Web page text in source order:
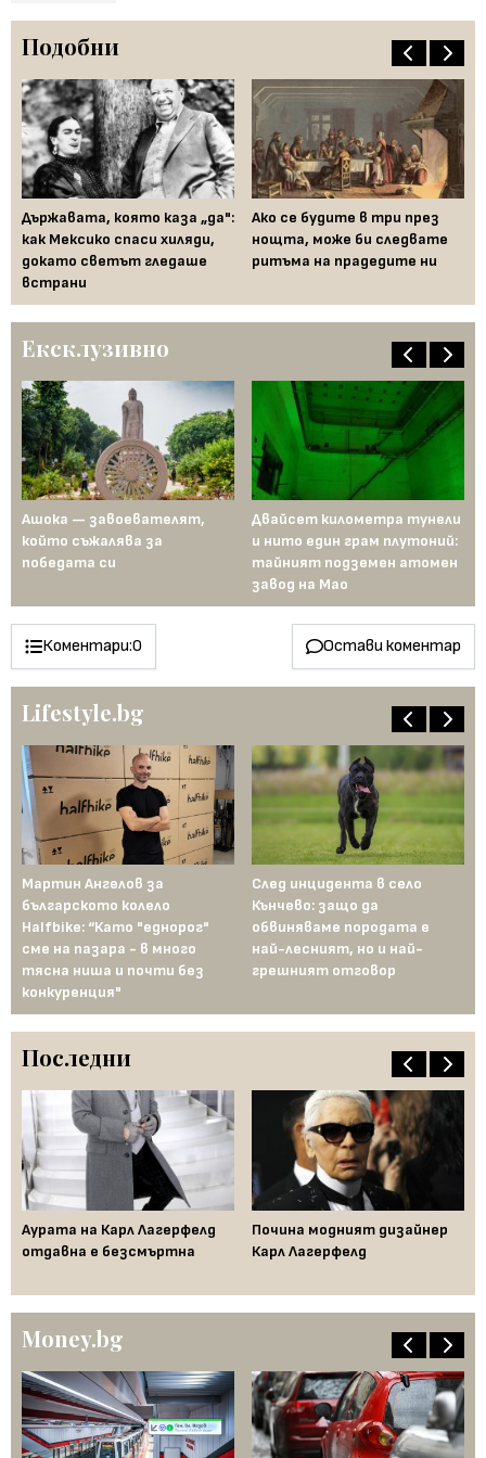
Подобни
Държавата, която каза „да":
как Мексико спаси хиляди,
докато светът гледаше
встрани
Ако се будите в три през
нощта, може би следвате
ритъма на прадедите ни
Ексклузивно
Ашока — завоевателят,
който съжалява за
победата си
Двайсет километра тунели
и нито един грам плутоний:
тайният подземен атомен
завод на Мао
Коментари:0 Остави коментар
Lifestyle.bg
Мартин Ангелов за
българското колело
Halfbike: “Като "еднорог"
сме на пазара - в много
тясна ниша и почти без
конкуренция"
След инцидента в село
Кънчево: защо да
обвиняваме породата е
най-лесният, но и най-
грешният отговор
Последни
Аурата на Карл Лагерфелд
отдавна е безсмъртна
Почина модният дизайнер
Карл Лагерфелд
Money.bg